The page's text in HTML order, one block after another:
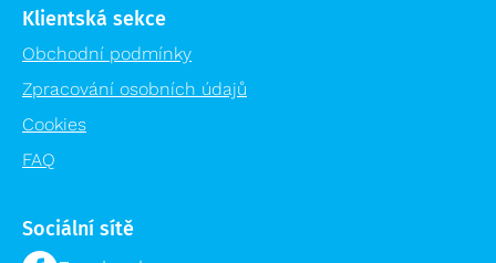
Klientská sekce
Obchodní podmínky
Zpracování osobních údajů
Cookies
FAQ
Sociální sítě